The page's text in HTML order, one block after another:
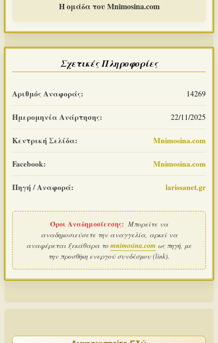
Η ομάδα του Mnimosina.com
Σχετικές Πληροφορίες
Αριθμός Αναφοράς: 14269
Ημερομηνία Ανάρτησης: 22/11/2025
Κεντρική Σελίδα: Mnimosina.com
Facebook: Mnimosina.com
Πηγή / Αναφορά: larissanet.gr
Όροι Αναδημοσίευσης: Μπορείτε να
αναδημοσιεύσετε την αναγγελία, αρκεί να
αναφέρεται ξεκάθαρα το mnimosina.com ως πηγή, με
την προσθήκη ενεργού συνδέσμου (link).